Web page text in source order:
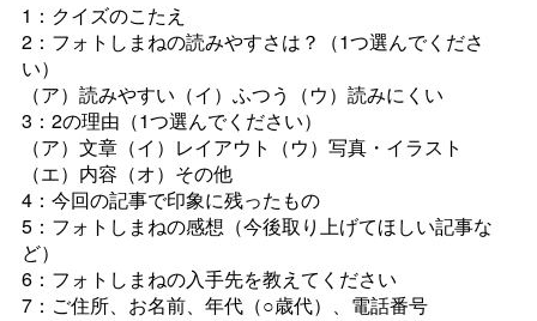
1：クイズのこたえ
2：フォトしまねの読みやすさは？（1つ選んでくださ
い）
（ア）読みやすい（イ）ふつう（ウ）読みにくい
3：2の理由（1つ選んでください）
（ア）文章（イ）レイアウト（ウ）写真・イラスト
（エ）内容（オ）その他
4：今回の記事で印象に残ったもの
5：フォトしまねの感想（今後取り上げてほしい記事な
ど）
6：フォトしまねの入手先を教えてください
7：ご住所、お名前、年代（○歳代）、電話番号